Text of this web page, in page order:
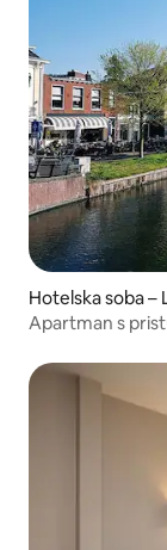
Hotelska soba –
Apartman s